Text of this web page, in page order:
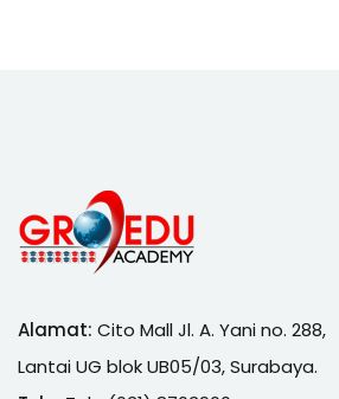
Alamat: Cito Mall Jl. A. Yani no. 288,
Lantai UG blok UB05/03, Surabaya.